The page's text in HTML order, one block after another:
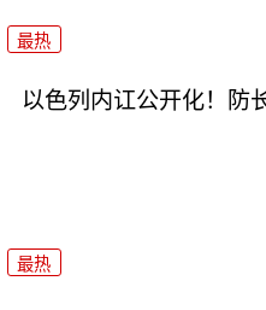
最热
以色列内讧公开化！防
最热